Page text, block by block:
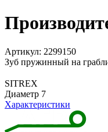
Артикул: 2299150
Зуб пружинный на
SITREX
Диаметр 7
Характеристики